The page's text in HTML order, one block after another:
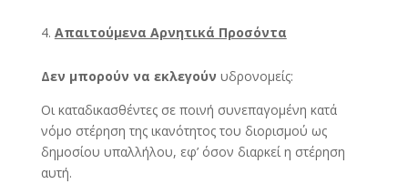
Απαιτούμενα Αρνητικά Προσόντα
Δεν μπορούν να εκλεγούν υδρονομείς:
Οι καταδικασθέντες σε ποινή συνεπαγομένη κατά
νόμο στέρηση της ικανότητος του διορισμού ως
δημοσίου υπαλλήλου, εφ’ όσον διαρκεί η στέρηση
αυτή.